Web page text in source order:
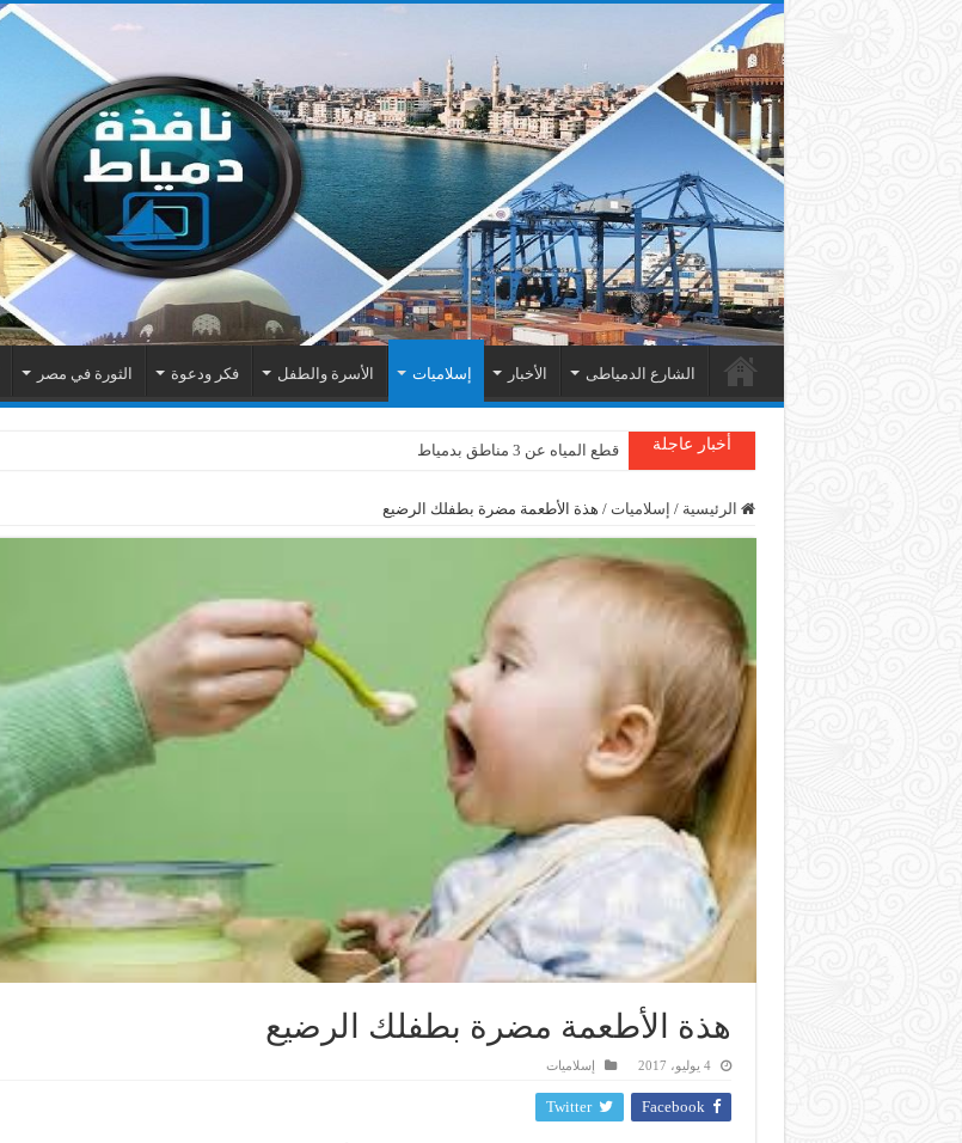
الشارع الدمياطى الأخبار إسلاميات الأسرة والطفل فكر ودعوة الثورة في مصر
أخبار عاجلة قطع المياه عن 3 مناطق بدمياط
الرئيسية / إسلاميات / هذة الأطعمة مضرة بطفلك الرضيع
هذة الأطعمة مضرة بطفلك الرضيع
4 يوليو، 2017 إسلاميات
Facebook
Twitter